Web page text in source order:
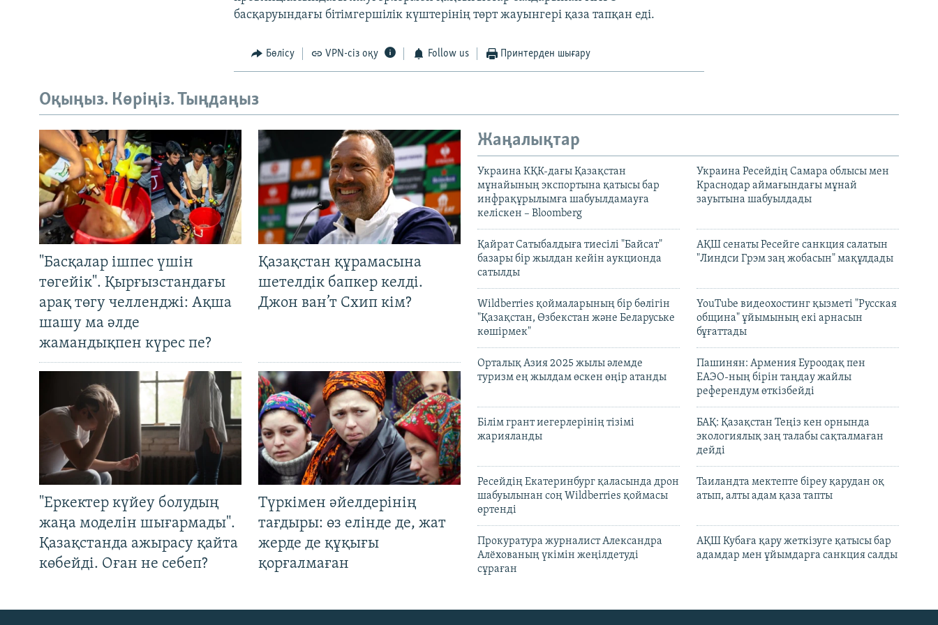
басқаруындағы бітімгершілік күштерінің төрт жауынгері қаза тапқан еді.
Бөлісу VPN-сіз оқу Follow us Принтерден шығару
Оқыңыз. Көріңіз. Тыңдаңыз
"Басқалар ішпес үшін
төгейік". Қырғызстандағы
арақ төгу челленджі: Ақша
шашу ма әлде
жамандықпен күрес пе?
Қазақстан құрамасына
шетелдік бапкер келді.
Джон ван’т Схип кім?
"Еркектер күйеу болудың
жаңа моделін шығармады".
Қазақстанда ажырасу қайта
көбейді. Оған не себеп?
Түркімен әйелдерінің
тағдыры: өз елінде де, жат
жерде де құқығы
қорғалмаған
Жаңалықтар
Украина КҚК-дағы Қазақстан
мұнайының экспортына қатысы бар
инфрақұрылымға шабуылдамауға
келіскен – Bloomberg
Украина Ресейдің Самара облысы мен
Краснодар аймағындағы мұнай
зауытына шабуылдады
Қайрат Сатыбалдыға тиесілі "Байсат"
базары бір жылдан кейін аукционда
сатылды
АҚШ сенаты Ресейге санкция салатын
"Линдси Грэм заң жобасын" мақұлдады
Wildberries қоймаларының бір бөлігін
"Қазақстан, Өзбекстан және Беларуське
көшірмек"
YouTube видеохостинг қызметі "Русская
община" ұйымының екі арнасын
бұғаттады
Орталық Азия 2025 жылы әлемде
туризм ең жылдам өскен өңір атанды
Пашинян: Армения Еуроодақ пен
ЕАЭО-ның бірін таңдау жайлы
референдум өткізбейді
Білім грант иегерлерінің тізімі
жарияланды
БАҚ: Қазақстан Теңіз кен орнында
экологиялық заң талабы сақталмаған
дейді
Ресейдің Екатеринбург қаласында дрон
шабуылынан соң Wildberries қоймасы
өртенді
Таиландта мектепте біреу қарудан оқ
атып, алты адам қаза тапты
Прокуратура журналист Александра
Алёхованың үкімін жеңілдетуді
сұраған
АҚШ Кубаға қару жеткізуге қатысы бар
адамдар мен ұйымдарға санкция салды